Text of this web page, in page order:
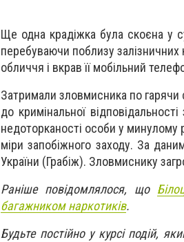
Ще одна крадіжка була скоєна у
перебуваючи поблизу залізничних
обличчя і вкрав її мобільний
Затримали зловмисника по гарячи
до кримінальної
недоторканості особи у минулому
міри запобіжного заходу. За
України (Грабіж). Зловмиснику
Раніше повідомлялося, що
багажником наркотиків.
Будьте постійно у курсі подій,